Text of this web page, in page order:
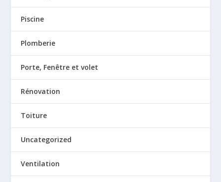
Piscine
Plomberie
Porte, Fenêtre et volet
Rénovation
Toiture
Uncategorized
Ventilation